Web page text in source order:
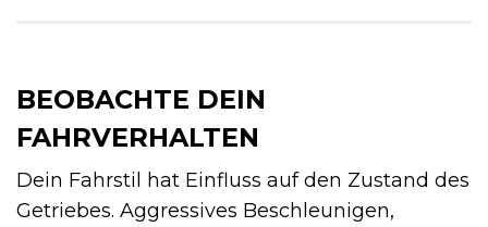
BEOBACHTE DEIN
FAHRVERHALTEN
Dein Fahrstil hat Einfluss auf den Zustand des
Getriebes. Aggressives Beschleunigen,